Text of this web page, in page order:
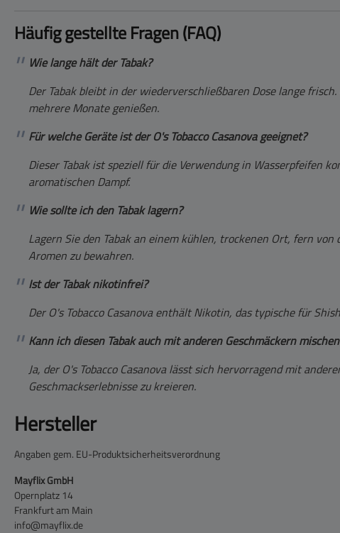
Häufig gestellte Fragen (FAQ)
Wie lange hält der Tabak?
Der Tabak bleibt in der wiederverschließbaren Dose lange
mehrere Monate genießen.
Für welche Geräte ist der O's Tobacco Casanova geeignet?
Dieser Tabak ist speziell für die Verwendung in Wasserpfeifen
aromatischen Dampf.
Wie sollte ich den Tabak lagern?
Lagern Sie den Tabak an einem kühlen, trockenen Ort, fern
Aromen zu bewahren.
Ist der Tabak nikotinfrei?
Der O's Tobacco Casanova enthält Nikotin, das typische für
Kann ich diesen Tabak auch mit anderen Geschmäckern
Ja, der O's Tobacco Casanova lässt sich hervorragend mit
Geschmackserlebnisse zu kreieren.
Hersteller
Angaben gem. EU-Produktsicherheitsverordnung
Mayflix GmbH
Opernplatz 14
Frankfurt am Main
info@mayflix.de